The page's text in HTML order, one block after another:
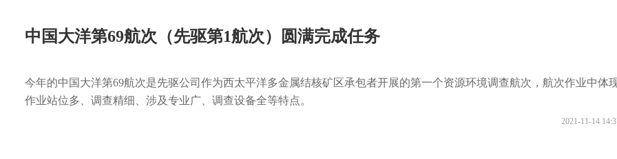
中国大洋第69航次（先驱第1航次）圆满完成任务
今年的中国大洋第69航次是先驱公司作为西太平洋多金属结核矿区承包者开展的第一个资源环境调查航次，航次作业中体
作业站位多、调查精细、涉及专业广、调查设备全等特点。
2021-11-14